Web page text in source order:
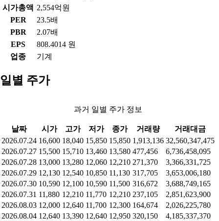
시가총액 2,554억원
PER
23.5배
PBR
2.07배
EPS
808.4014 원
업종
기계
일별 주가
과거 일별 주가 정보
날짜 시가 고가 저가 종가 거래량
거래대금
2026.07.24 16,600 18,040 15,850 15,850 1,913,136 32,560,347,475
2026.07.27 15,500 15,710 13,460 13,580 477,456
6,736,458,095
2026.07.28 13,000 13,280 12,060 12,210 271,370
3,366,331,725
2026.07.29 12,130 12,540 10,850 11,130 317,705
3,653,006,180
2026.07.30 10,590 12,100 10,590 11,500 316,672
3,688,749,165
2026.07.31 11,880 12,210 11,770 12,210 237,105
2,851,623,900
2026.08.03 12,000 12,640 11,700 12,300 164,674
2,026,225,780
2026.08.04 12,640 13,390 12,640 12,950 320,150 4,185,337,370